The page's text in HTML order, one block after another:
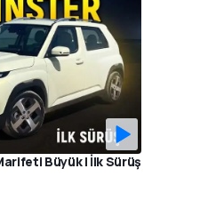
Büyük | İlk Sürüş